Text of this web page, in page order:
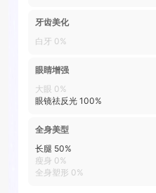
牙齿美化
白牙 0%
眼睛增强
大眼 0%
眼镜祛反光 100%
全身美型
长腿 50%
瘦身 0%
全身塑形 0%